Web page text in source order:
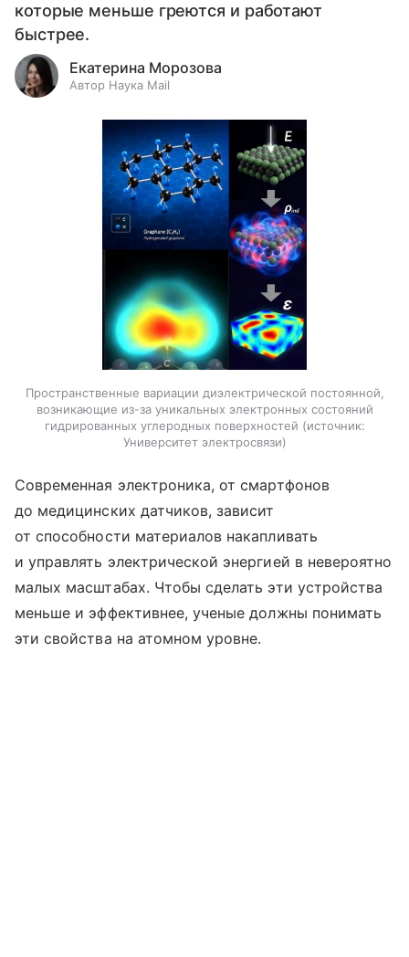
которые меньше греются и работают
быстрее.
Екатерина Морозова
Автор Наука Mail
Пространственные вариации диэлектрической постоянной,
возникающие из-за уникальных электронных состояний
гидрированных углеродных поверхностей
источник:
Университет электросвязи
Современная электроника, от смартфонов
до медицинских датчиков, зависит
от способности материалов накапливать
и управлять электрической энергией в невероятно
малых масштабах. Чтобы сделать эти устройства
меньше и эффективнее, ученые должны понимать
эти свойства на атомном уровне.